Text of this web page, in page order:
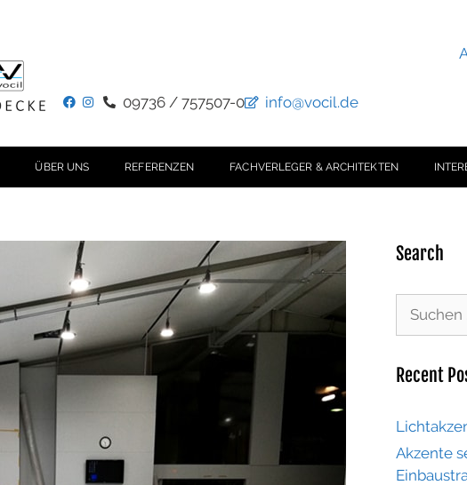
09736 / 757507-0 info@vocil.de
ÜBER UNS REFERENZEN FACHVERLEGER & ARCHITEKTEN
Search
Recent
Akzente